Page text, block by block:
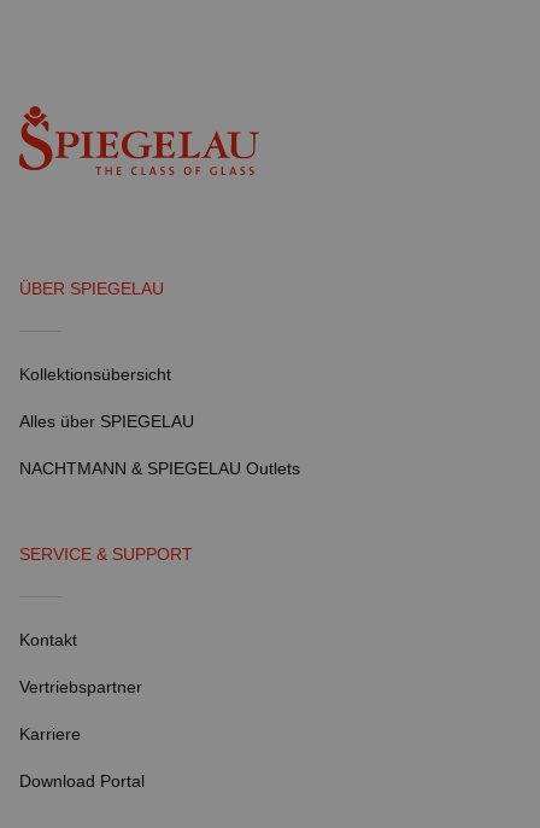
ÜBER SPIEGELAU
Kollektionsübersicht
Alles über SPIEGELAU
NACHTMANN & SPIEGELAU Outlets
SERVICE & SUPPORT
Kontakt
Vertriebspartner
Karriere
Download Portal